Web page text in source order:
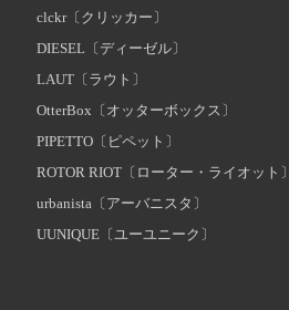
clckr〔クリッカー〕
DIESEL〔ディーゼル〕
LAUT〔ラウト〕
OtterBox〔オッターボックス〕
PIPETTO〔ピペット〕
ROTOR RIOT〔ローター・ライオット〕
urbanista〔アーバニスタ〕
UUNIQUE〔ユーユニーク〕